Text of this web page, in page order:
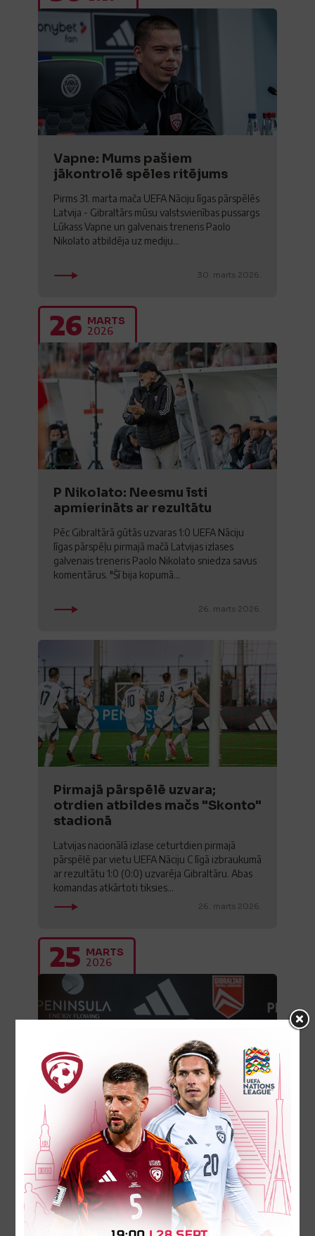
Vapne: Mums pašiem
jākontrolē spēles ritējums
Pirms 31. marta mača UEFA Nāciju līgas pārspēlēs
Latvija - Gibraltārs mūsu valstsvienības pussargs
Lūkass Vapne un galvenais treneris Paolo
Nikolato atbildēja uz mediju...
30. marts 2026.
26 MARTS
2026
P Nikolato: Neesmu īsti
apmierināts ar rezultātu
Pēc Gibraltārā gūtās uzvaras 1:0 UEFA Nāciju
līgas pārspēļu pirmajā mačā Latvijas izlases
galvenais treneris Paolo Nikolato sniedza savus
komentārus. "Šī bija kopumā...
26. marts 2026.
Pirmajā pārspēlē uzvara;
otrdien atbildes mačs "Skonto"
stadionā
Latvijas nacionālā izlase ceturtdien pirmajā
pārspēlē par vietu UEFA Nāciju C līgā izbraukumā
ar rezultātu 1:0 (0:0) uzvarēja Gibraltāru. Abas
komandas atkārtoti tiksies...
26. marts 2026.
25 MARTS
2026
P. Nikolato: Spēlētāji ir ļoti
motivēti un alkst spēlēt
Latvijas izlase trešdien aizvadīja oficiālo
pirmsspēles treniņu Gibraltārā pirms ceturtdien
gaidāmās UEFA Nāciju līgas play-off spēles ar
mājiniekiem. Mūsu komandas...